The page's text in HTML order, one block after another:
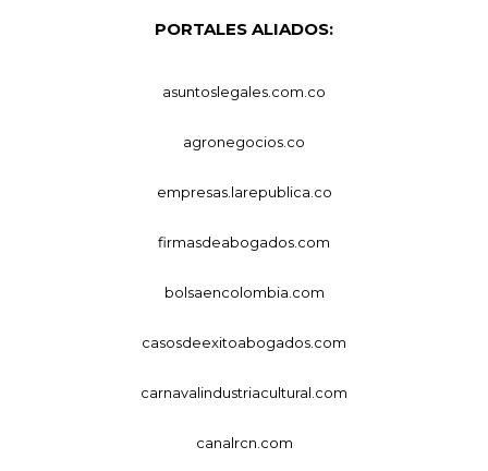
PORTALES ALIADOS:
asuntoslegales.com.co
agronegocios.co
empresas.larepublica.co
firmasdeabogados.com
bolsaencolombia.com
casosdeexitoabogados.com
carnavalindustriacultural.com
canalrcn.com